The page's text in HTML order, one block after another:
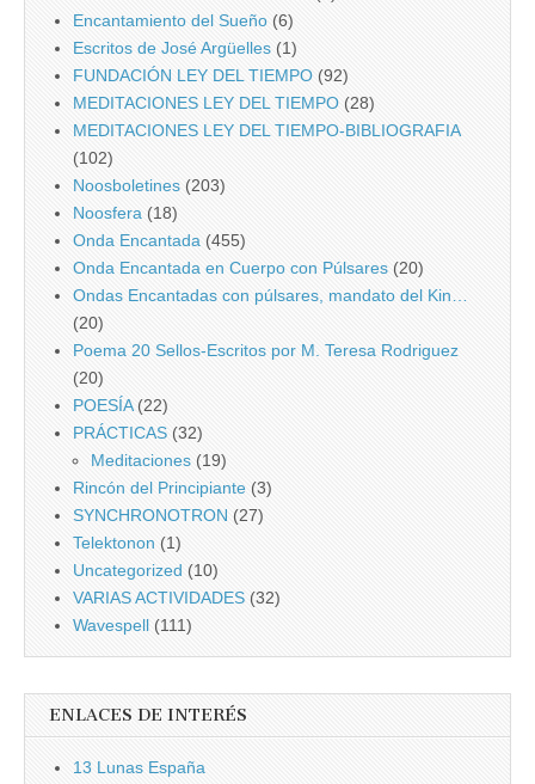
Encantamiento del Sueño (6)
Escritos de José Argüelles (1)
FUNDACIÓN LEY DEL TIEMPO (92)
MEDITACIONES LEY DEL TIEMPO (28)
MEDITACIONES LEY DEL TIEMPO-BIBLIOGRAFIA
(102)
Noosboletines (203)
Noosfera (18)
Onda Encantada (455)
Onda Encantada en Cuerpo con Púlsares (20)
Ondas Encantadas con púlsares, mandato del Kin…
(20)
Poema 20 Sellos-Escritos por M. Teresa Rodriguez
(20)
POESÍA(22)
PRÁCTICAS (32)
Meditaciones (19)
Rincón del Principiante (3)
SYNCHRONOTRON (27)
Telektonon (1)
Uncategorized (10)
VARIAS ACTIVIDADES (32)
Wavespell (111)
ENLACES DE INTERÉS
13 Lunas España